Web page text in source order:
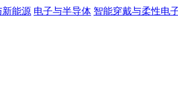
新能源 电子与半导体 智能穿戴与柔性电